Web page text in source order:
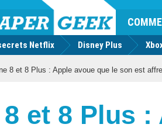
Netflix Disney Plus
8 et 8 Plus : Apple avoue que le son est
et 8 Plus